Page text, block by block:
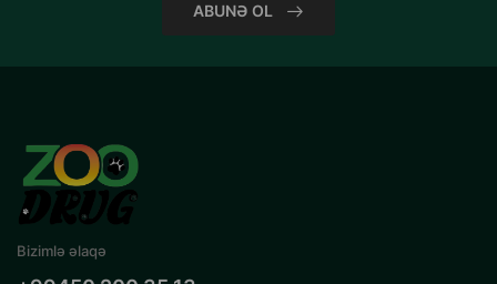
ABUNƏ OL
Bizimlə əlaqə